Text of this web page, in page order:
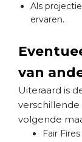
Als
ervaren.
van
Uiteraard is
verschillende
volgende
Fair